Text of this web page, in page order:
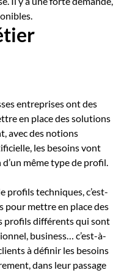
entreprises ont des
en place des solutions
avec des notions
les besoins vont
même type de profil.
profils techniques, c’est-
pour mettre en place des
profils différents qui sont
business… c’est-à-
à définir les besoins
dans leur passage